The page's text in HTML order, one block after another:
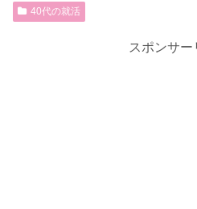
40代の就活
スポンサー